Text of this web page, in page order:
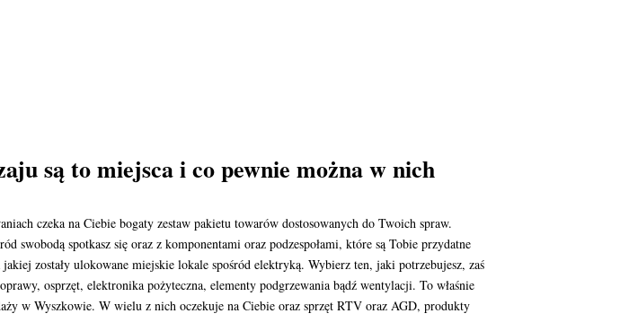
są to miejsca i co pewnie można w nich
czeka na Ciebie bogaty zestaw pakietu towarów dostosowanych do Twoich spraw.
swobodą spotkasz się oraz z komponentami oraz podzespołami, które są Tobie przydatne
zostały ulokowane miejskie lokale spośród elektryką. Wybierz ten, jaki potrzebujesz, zaś
osprzęt, elektronika pożyteczna, elementy podgrzewania bądź wentylacji. To właśnie
w Wyszkowie. W wielu z nich oczekuje na Ciebie oraz sprzęt RTV oraz AGD, produkty